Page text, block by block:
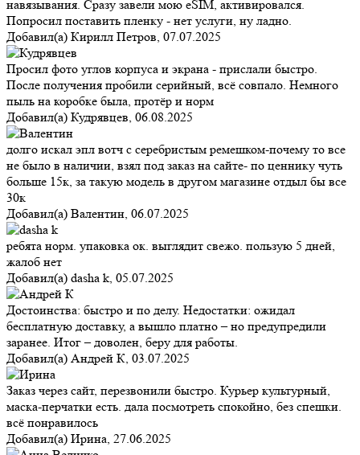
навязывания. Сразу завели мою eSIM, активировался.
Попросил поставить пленку - нет услуги, ну ладно.
Добавил(а) Кирилл Петров, 07.07.2025
Просил фото углов корпуса и экрана - прислали быстро.
После получения пробили серийный, всё совпало. Немного
пыль на коробке была, протёр и норм
Добавил(а) Кудрявцев, 06.08.2025
долго искал эпл вотч с серебристым ремешком-почему то все
не было в наличии, взял под заказ на сайте- по ценнику чуть
больше 15к, за такую модель в другом магазине отдыл бы все
30к
Добавил(а) Валентин, 06.07.2025
ребята норм. упаковка ок. выглядит свежо. пользую 5 дней,
жалоб нет
Добавил(а) dasha k, 05.07.2025
Достоинства: быстро и по делу. Недостатки: ожидал
бесплатную доставку, а вышло платно – но предупредили
заранее. Итог – доволен, беру для работы.
Добавил(а) Андрей К, 03.07.2025
Заказ через сайт, перезвонили быстро. Курьер культурный,
маска-перчатки есть. дала посмотреть спокойно, без спешки.
всё понравилось
Добавил(а) Ирина, 27.06.2025